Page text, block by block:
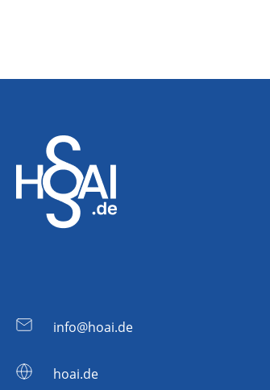
info@hoai.de
hoai.de